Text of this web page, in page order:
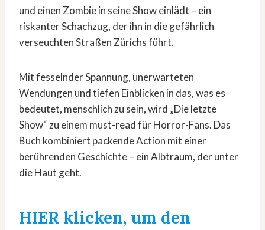
und einen Zombie in seine Show einlädt – ein
riskanter Schachzug, der ihn in die gefährlich
verseuchten Straßen Zürichs führt.
Mit fesselnder Spannung, unerwarteten
Wendungen und tiefen Einblicken in das, was es
bedeutet, menschlich zu sein, wird „Die letzte
Show“ zu einem must-read für Horror-Fans. Das
Buch kombiniert packende Action mit einer
berührenden Geschichte – ein Albtraum, der unter
die Haut geht.
HIER klicken, um den